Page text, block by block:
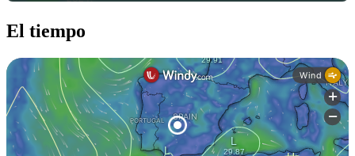
El tiempo